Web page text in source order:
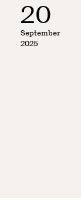
20
September
2025